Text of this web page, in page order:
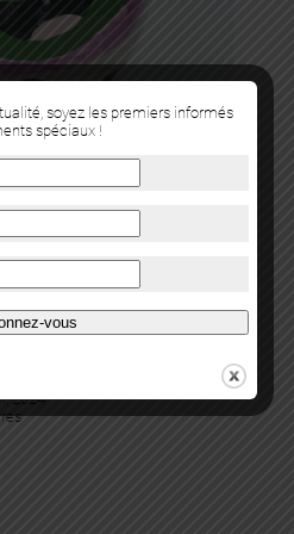
2024
soyez les premiers informés
spéciaux !
vous